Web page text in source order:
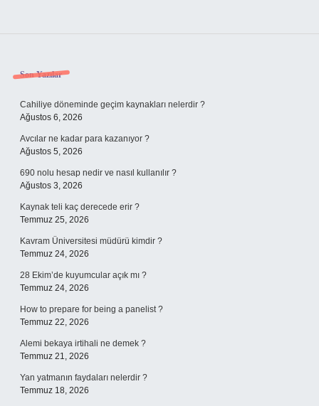
Sidebar
Son Yazılar
Cahiliye döneminde geçim kaynakları nelerdir ?
Ağustos 6, 2026
Avcılar ne kadar para kazanıyor ?
Ağustos 5, 2026
690 nolu hesap nedir ve nasıl kullanılır ?
Ağustos 3, 2026
Kaynak teli kaç derecede erir ?
Temmuz 25, 2026
Kavram Üniversitesi müdürü kimdir ?
Temmuz 24, 2026
28 Ekim’de kuyumcular açık mı ?
Temmuz 24, 2026
How to prepare for being a panelist ?
Temmuz 22, 2026
Alemi bekaya irtihali ne demek ?
Temmuz 21, 2026
Yan yatmanın faydaları nelerdir ?
Temmuz 18, 2026